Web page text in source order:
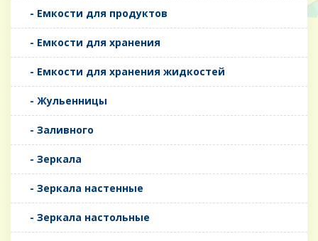
- Емкости для продуктов
- Емкости для хранения
- Емкости для хранения жидкостей
- Жульенницы
- Заливного
- Зеркала
- Зеркала настенные
- Зеркала настольные